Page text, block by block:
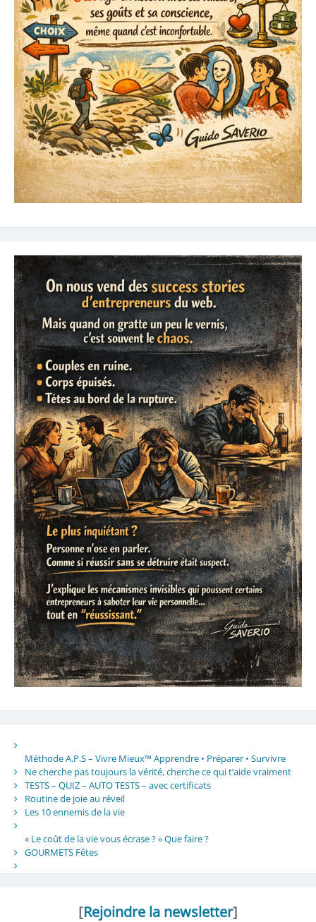
Méthode A.P.S – Vivre Mieux™ Apprendre • Préparer • Survivre
Ne cherche pas toujours la vérité, cherche ce qui t’aide vraiment
TESTS – QUIZ – AUTO TESTS – avec certificats
Routine de joie au réveil
Les 10 ennemis de la vie
« Le coût de la vie vous écrase ? » Que faire ?
GOURMETS Fêtes
[Rejoindre la newsletter]